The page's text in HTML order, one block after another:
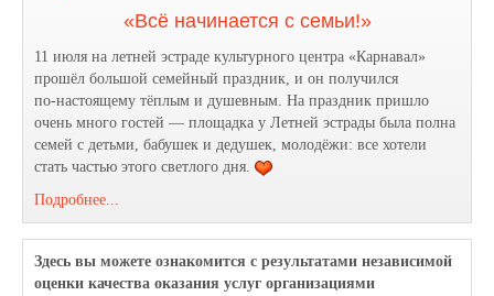
«Всё начинается с семьи!»
11 июля на летней эстраде культурного центра «Карнавал»
прошёл большой семейный праздник, и он получился
по‑настоящему тёплым и душевным. На праздник пришло
очень много гостей — площадка у Летней эстрады была полна
семей с детьми, бабушек и дедушек, молодёжи: все хотели
стать частью этого светлого дня.
Подробнее...
Здесь вы можете ознакомится с результатами независимой
оценки качества оказания услуг организациями